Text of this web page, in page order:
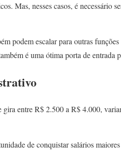
Mas, nesses casos, é necessário
podem escalar para outras
é uma ótima porta de entrada
entre R$ 2.500 a R$ 4.000,
de conquistar salários